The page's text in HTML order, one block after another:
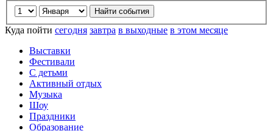
Куда пойти сегодня завтра в выходные в этом месяце
Выставки
Фестивали
С детьми
Активный отдых
Музыка
Шоу
Праздники
Образование